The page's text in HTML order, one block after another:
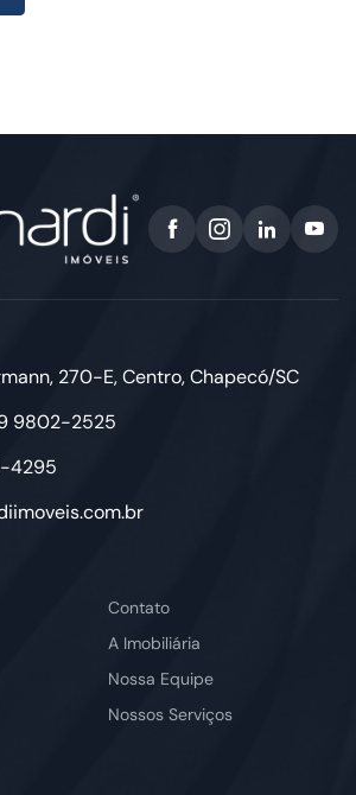
270-E, Centro, Chapecó/SC
9802-2525
4295
Contato
A Imobiliária
Nossa Equipe
Nossos Serviços